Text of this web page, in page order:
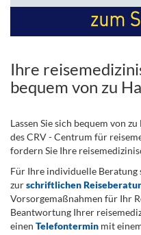
Ihre
bequem von zu
Lassen Sie sich bequem von
des CRV - Centrum für
fordern Sie Ihre
Für Ihre individuelle Beratung
zurschriftlichen
Vorsorgemaßnahmen für Ihr
Beantwortung Ihrer
einen Telefontermin mit